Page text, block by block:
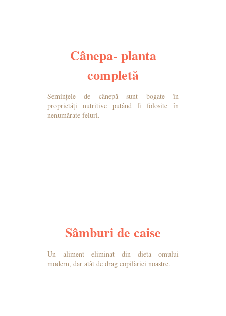
Cânepa- planta
completă
Semințele de cânepă sunt bogate în
proprietăți nutritive putând fi folosite în
nenumărate feluri.
Sâmburi de caise
Un aliment eliminat din dieta omului
modern, dar atât de drag copilăriei noastre.